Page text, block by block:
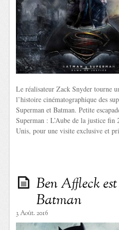
Le réalisateur Zack Snyder tourne
l’histoire cinématographique des
Superman et Batman. Petite
Superman : L’Aube de la justice
Unis, pour une visite exclusive et
Ben Affleck
Batman
3 Août. 2016